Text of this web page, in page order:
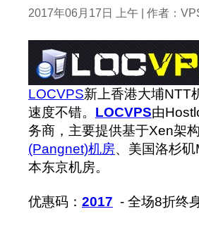
2017年06月17日 上午 | 作者：
LOCVPS新上香港大埔NTT
速度不错。 LOCVPS由
务商，主要提供基于Xen架
(Pangnet)机房、美国洛杉
本东京机房。
优惠码： 2017 - 全场8折终